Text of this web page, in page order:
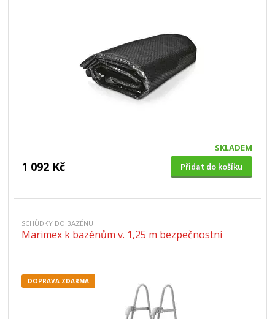
SKLADEM
1 092 Kč Přidat do košíku
SCHŮDKY DO BAZÉNU
Marimex k bazénům v. 1,25 m bezpečnostní
DOPRAVA ZDARMA